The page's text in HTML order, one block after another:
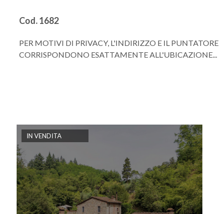
Cod. 1682
PER MOTIVI DI PRIVACY, L'INDIRIZZO E IL
CORRISPONDONO ESATTAMENTE ALL'UBICAZIONE...
IN VENDITA